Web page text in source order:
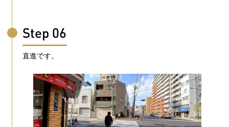
Step 06
直進です。